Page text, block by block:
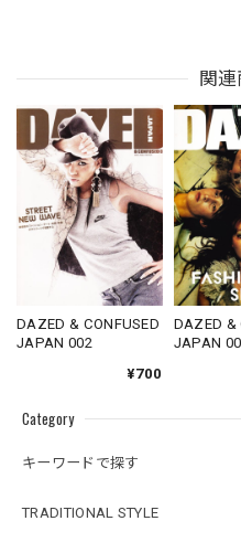
Category
キーワードで探す
TRADITIONAL STYLE
関連
DAZED & CONFUSED
JAPAN 002
¥700
DAZED &
JAPAN